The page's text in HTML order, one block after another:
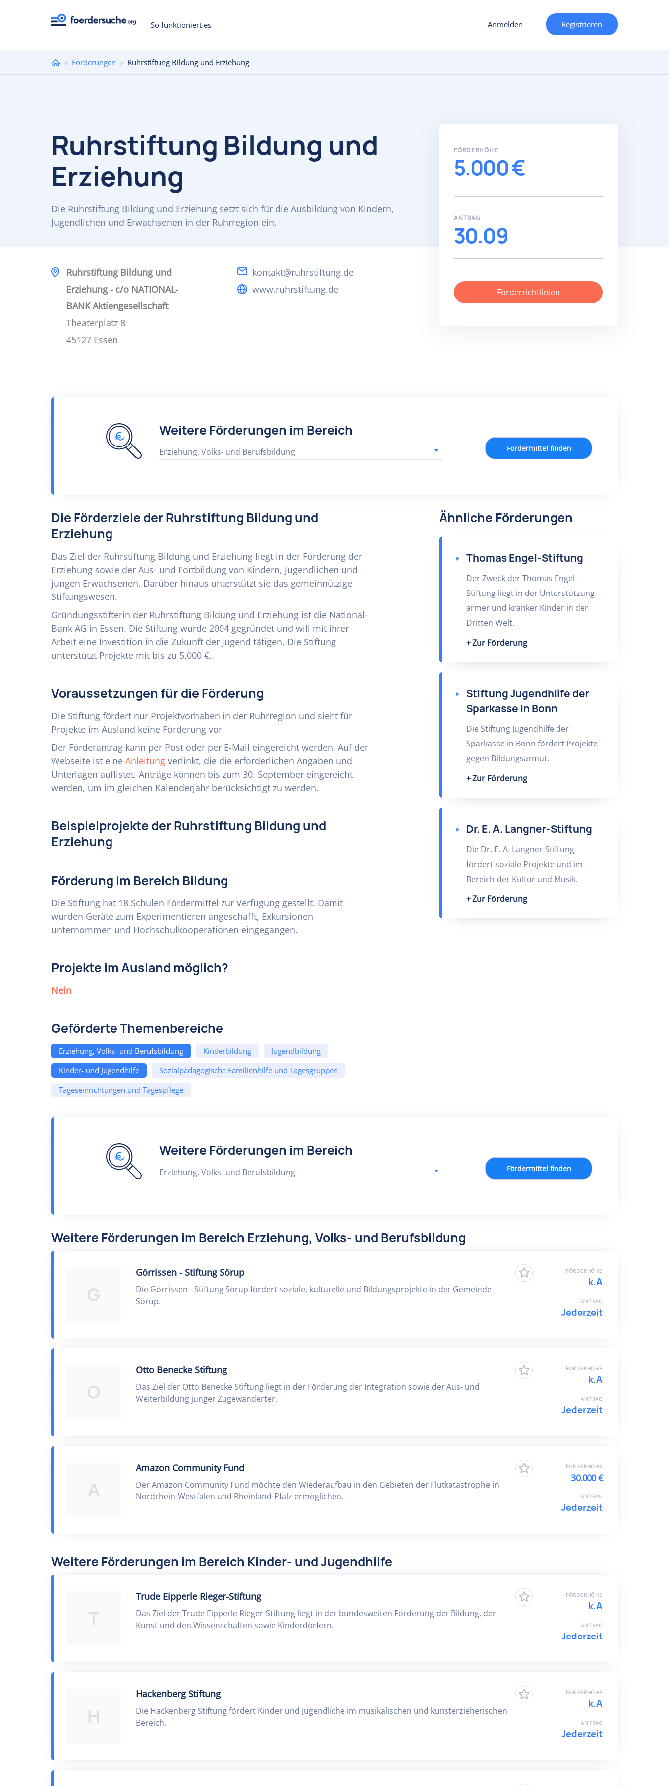
So funktioniert es Anmelden Registrieren
Sie
» Förderungen » Ruhrstiftung Bildung und Erziehung
Ruhrstiftung Bildung und
Erziehung
Die Ruhrstiftung Bildung und Erziehung setzt sich für die Ausbildung von Kindern,
Jugendlichen und Erwachsenen in der Ruhrregion ein.
Ruhrstiftung Bildung und
Erziehung - c/o NATIONAL-
BANK Aktiengesellschaft
Theaterplatz 8
45127 Essen
kontakt@ruhrstiftung.de
www.ruhrstiftung.de
FÖRDERHÖHE
5.000 €
ANTRAG
30.09
Förderrichtlinien
Weitere Förderungen im Bereich
Erziehung, Volks- und Berufsbildung Fördermittel finden
Die Förderziele der Ruhrstiftung Bildung und
Erziehung
Das Ziel der Ruhrstiftung Bildung und Erziehung liegt in der Förderung der
Erziehung sowie der Aus- und Fortbildung von Kindern, Jugendlichen und
jungen Erwachsenen. Darüber hinaus unterstützt sie das gemeinnützige
Stiftungswesen.
Gründungsstifterin der Ruhrstiftung Bildung und Erziehung ist die National-
Bank AG in Essen. Die Stiftung wurde 2004 gegründet und will mit ihrer
Arbeit eine Investition in die Zukunft der Jugend tätigen. Die Stiftung
unterstützt Projekte mit bis zu 5.000 €.
Voraussetzungen für die Förderung
Die Stiftung fördert nur Projektvorhaben in der Ruhrregion und sieht für
Projekte im Ausland keine Förderung vor.
Der Förderantrag kann per Post oder per E-Mail eingereicht werden. Auf der
Webseite ist eine Anleitung verlinkt, die die erforderlichen Angaben und
Unterlagen auflistet. Anträge können bis zum 30. September eingereicht
werden, um im gleichen Kalenderjahr berücksichtigt zu werden.
Beispielprojekte der Ruhrstiftung Bildung und
Erziehung
Förderung im Bereich Bildung
Die Stiftung hat 18 Schulen Fördermittel zur Verfügung gestellt. Damit
wurden Geräte zum Experimentieren angeschafft, Exkursionen
unternommen und Hochschulkooperationen eingegangen.
Projekte im Ausland möglich?
Nein
Geförderte Themenbereiche
Erziehung, Volks- und Berufsbildung Kinderbildung
Jugendbildung
Kinder- und Jugendhilfe
Sozialpädagogische Familienhilfe und Tagesgruppen
Tageseinrichtungen und Tagespflege
Ähnliche Förderungen
Thomas Engel-Stiftung
Der Zweck der Thomas Engel-
Stiftung liegt in der Unterstützung
armer und kranker Kinder in der
Dritten Welt.
Zur Förderung
Stiftung Jugendhilfe der
Sparkasse in Bonn
Die Stiftung Jugendhilfe der
Sparkasse in Bonn fördert Projekte
gegen Bildungsarmut.
Zur Förderung
Dr. E. A. Langner-Stiftung
Die Dr. E. A. Langner-Stiftung
fördert soziale Projekte und im
Bereich der Kultur und Musik.
Zur Förderung
Weitere Förderungen im Bereich
Erziehung, Volks- und Berufsbildung Fördermittel finden
Weitere Förderungen im Bereich Erziehung, Volks- und Berufsbildung
G
Görrissen - Stiftung Sörup
Die Görrissen - Stiftung Sörup fördert soziale, kulturelle und Bildungsprojekte in der Gemeinde
Sörup.
FÖRDERHÖHE
k.A
ANTRAG
Jederzeit
O
Otto Benecke Stiftung
Das Ziel der Otto Benecke Stiftung liegt in der Förderung der Integration sowie der Aus- und
Weiterbildung junger Zugewanderter.
FÖRDERHÖHE
k.A
ANTRAG
Jederzeit
A
Amazon Community Fund
Der Amazon Community Fund möchte den Wiederaufbau in den Gebieten der Flutkatastrophe in
Nordrhein-Westfalen und Rheinland-Pfalz ermöglichen.
FÖRDERHÖHE
30.000 €
ANTRAG
Jederzeit
Weitere Förderungen im Bereich Kinder- und Jugendhilfe
T
Trude Eipperle Rieger-Stiftung
Das Ziel der Trude Eipperle Rieger-Stiftung liegt in der bundesweiten Förderung der Bildung, der
Kunst und den Wissenschaften sowie Kinderdörfern.
FÖRDERHÖHE
k.A
ANTRAG
Jederzeit
H
Hackenberg Stiftung
Die Hackenberg Stiftung fördert Kinder und Jugendliche im musikalischen und kunsterzieherischen
Bereich.
FÖRDERHÖHE
k.A
ANTRAG
Jederzeit